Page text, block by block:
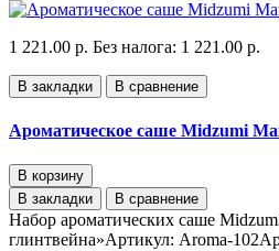
1 221.00 р. Без налога: 1 221.00 р.
В закладки В сравнение
Ароматическое саше Midzumi
В корзину
В закладки
В сравнение
Набор ароматических саше
глинтвейна»Артикул: Aroma-